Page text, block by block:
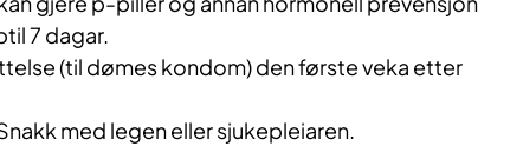
7 dagar.
(til dømes kondom) den første veka etter
med legen eller sjukepleiaren.